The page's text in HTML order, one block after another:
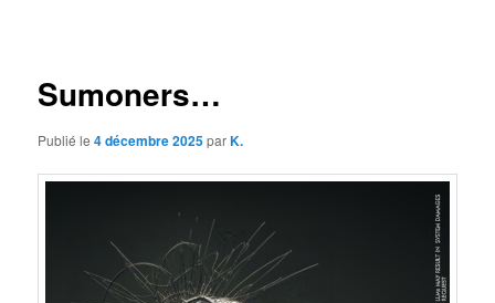
Sumoners…
Publié le4 décembre 2025parK.